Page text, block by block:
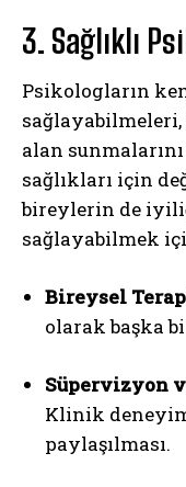
3. Sağlıklı
Psikologların
alan
sağlıkları için
bireylerin de
sağlayabilmek
Bireysel
olarak başka
Süpervizyon
Klinik
paylaşılması.